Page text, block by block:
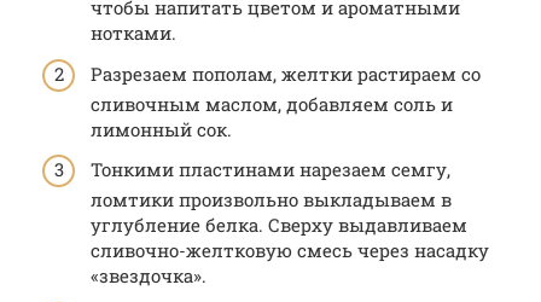
чтобы напитать цветом и ароматными
нотками.
Разрезаем пополам, желтки растираем со
сливочным маслом, добавляем соль и
лимонный сок.
Тонкими пластинами нарезаем семгу,
ломтики произвольно выкладываем в
углубление белка. Сверху выдавливаем
сливочно-желтковую смесь через насадку
«звездочка».